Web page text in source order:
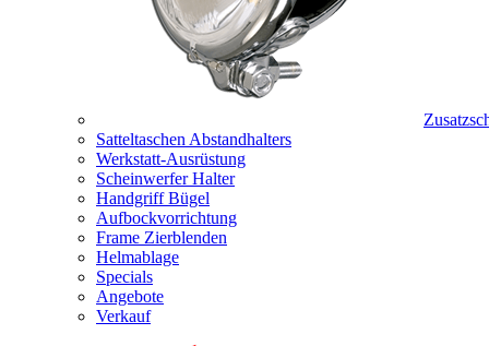
Satteltaschen Abstandhalters
Werkstatt-Ausrüstung
Scheinwerfer Halter
Handgriff Bügel
Aufbockvorrichtung
Frame Zierblenden
Helmablage
Specials
Angebote
Verkauf